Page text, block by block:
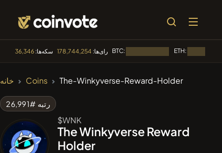
سکه‌ها:36,346 رای‌ها: 178,744,254 BTC: ETH:
LOVELY EGON LEGON
#1016
خانه Coins The-Winkyverse-Reward-Holder
رتبه #26,991
$WNK
The Winkyverse Reward
Holder